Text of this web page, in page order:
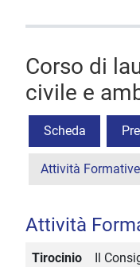
Corso di
civile e
Scheda
Attività Formative
Attività
Tirocinio
Il